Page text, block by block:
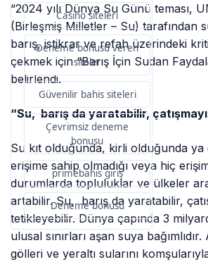
Casino siteleri
Deneme bonusu veren
siteler
Güvenilir bahis siteleri
Çevrimsiz deneme
bonusu
primebahis giriş
Deneme bonusu
“2024 yılı Dünya Su Günü teması,
(Birleşmiş Milletler – Su) tarafından
barış, istikrar ve refah üzerindeki
çekmek için “Barış İçin Sudan
belirlendi.
“Su, barış da yaratabilir,
Su kıt olduğunda, kirli olduğunda ya
erişime sahip olmadığı veya hiç
durumlarda topluluklar ve ülkeler
artabilir. Su, barış da yaratabilir,
tetikleyebilir. Dünya çapında 3
ulusal sınırları aşan suya
gölleri ve yeraltı sularını